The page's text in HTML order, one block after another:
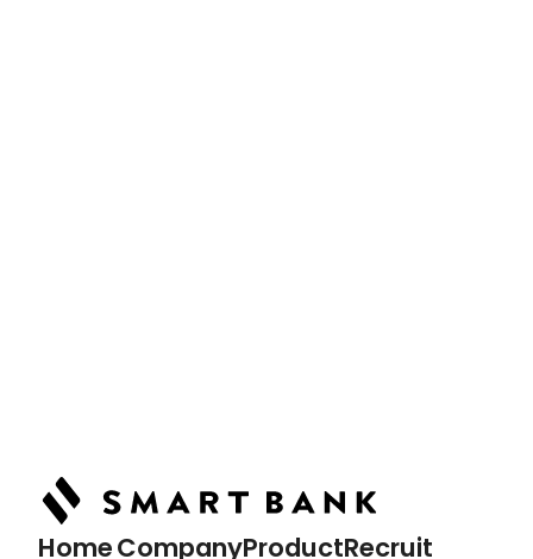
HomeCompanyProductRecruit